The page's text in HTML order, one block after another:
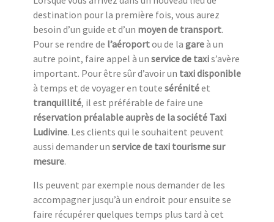
destination pour la première fois, vous aurez
besoin d’un guide et d’un moyen de transport.
Pour se rendre de l’aéroportou de la gareà un
autre point, faire appel à un service de taxis’avère
important. Pour être sûr d’avoir un taxi disponible
à temps et de voyager en toute sérénitéet
tranquillité, il est préférable de faire une
réservation préalable auprès de la société Taxi
Ludivine. Les clients qui le souhaitent peuvent
aussi demander un service de taxi tourisme sur
mesure.
Ils peuvent par exemple nous demander de les
accompagner jusqu’à un endroit pour ensuite se
faire récupérer quelques temps plus tard à cet